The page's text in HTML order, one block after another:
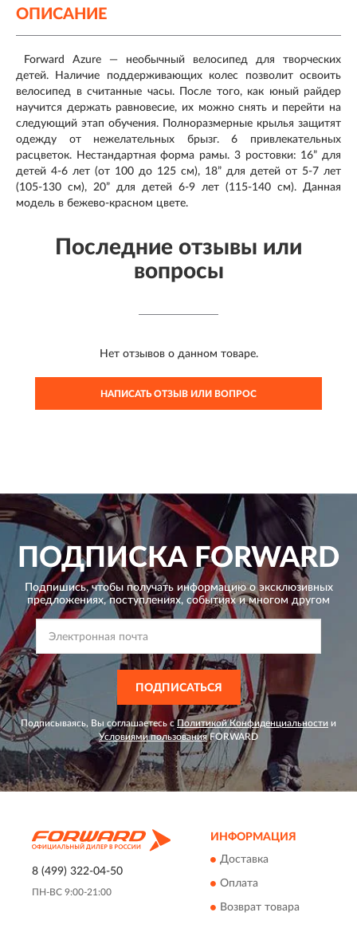
ОПИСАНИЕ
Forward Azure — необычный велосипед для творческих
детей. Наличие поддерживающих колес позволит освоить
велосипед в считанные часы. После того, как юный райдер
научится держать равновесие, их можно снять и перейти на
следующий этап обучения. Полноразмерные крылья защитят
одежду от нежелательных брызг. 6 привлекательных
расцветок. Нестандартная форма рамы. 3 ростовки: 16” для
детей 4-6 лет (от 100 до 125 см), 18” для детей от 5-7 лет
(105-130 см), 20” для детей 6-9 лет (115-140 см). Данная
модель в бежево-красном цвете.
Последние отзывы или
вопросы
Нет отзывов о данном товаре.
НАПИСАТЬ ОТЗЫВ ИЛИ ВОПРОС
ПОДПИСКАFORWARD
Подпишись, чтобы получать информацию о эксклюзивных
предложениях,поступлениях, событиях и многом другом
ПОДПИСАТЬСЯ
Подписываясь, Вы соглашаетесь с Политикой Конфиденциальности и
Условиями пользованияFORWARD
8 (499) 322-04-50
ПН-ВС 9:00-21:00
ИНФОРМАЦИЯ
Доставка
Оплата
Возврат товара